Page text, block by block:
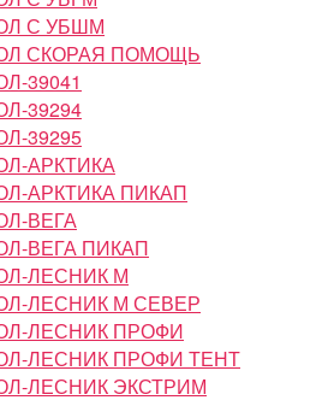
С УБШМ
СКОРАЯ ПОМОЩЬ
39041
39294
39295
АРКТИКА
АРКТИКА ПИКАП
ВЕГА
ВЕГА ПИКАП
ЛЕСНИК М
ЛЕСНИК М СЕВЕР
ЛЕСНИК ПРОФИ
ЛЕСНИК ПРОФИ ТЕНТ
ЛЕСНИК ЭКСТРИМ